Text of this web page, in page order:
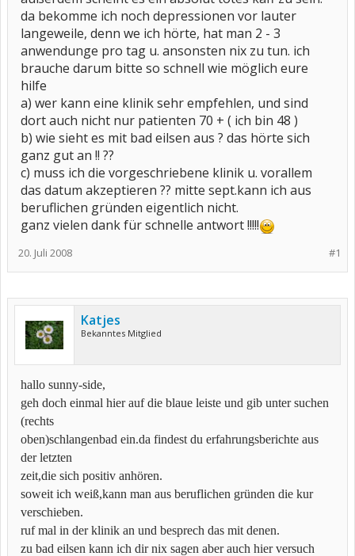
da bekomme ich noch depressionen vor lauter
langeweile, denn we ich hörte, hat man 2 - 3
anwendunge pro tag u. ansonsten nix zu tun. ich
brauche darum bitte so schnell wie möglich eure
hilfe
a) wer kann eine klinik sehr empfehlen, und sind
dort auch nicht nur patienten 70 + ( ich bin 48 )
b) wie sieht es mit bad eilsen aus ? das hörte sich
ganz gut an !! ??
c) muss ich die vorgeschriebene klinik u. vorallem
das datum akzeptieren ?? mitte sept.kann ich aus
beruflichen gründen eigentlich nicht.
ganz vielen dank für schnelle antwort !!!!!
#1
20. Juli 2008
Katjes
Bekanntes Mitglied
hallo sunny-side,
geh doch einmal hier auf die blaue leiste und gib unter suchen
(rechts
oben)schlangenbad ein.da findest du erfahrungsberichte aus
der letzten
zeit,die sich positiv anhören.
soweit ich weiß,kann man aus beruflichen gründen die kur
verschieben.
ruf mal in der klinik an und besprech das mit denen.
zu bad eilsen kann ich dir nix sagen aber auch hier versuch